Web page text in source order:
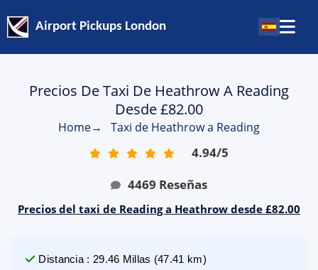
Airport Pickups London
Precios De Taxi De Heathrow A Reading
Desde £82.00
Home→ Taxi de Heathrow a Reading
4.94/5
4469 Reseñas
Precios del taxi de Reading a Heathrow desde £82.00
Distancia : 29.46 Millas (47.41 km)